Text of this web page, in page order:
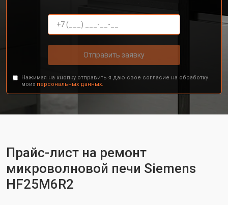
Отправить заявку
Нажимая на кнопку отправить я даю свое согласие на обработку
моих персональных данных.
Прайс-лист на ремонт
микроволновой печи Siemens
HF25M6R2